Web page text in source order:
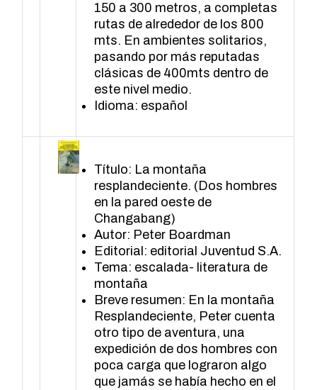
150 a 300 metros, a completas
rutas de alrededor de los 800
mts. En ambientes solitarios,
pasando por más reputadas
clásicas de 400mts dentro de
este nivel medio.
Idioma: español
Título: La montaña
resplandeciente. (Dos hombres
en la pared oeste de
Changabang)
Autor: Peter Boardman
Editorial: editorial Juventud S.A.
Tema: escalada- literatura de
montaña
Breve resumen: En la montaña
Resplandeciente, Peter cuenta
otro tipo de aventura, una
expedición de dos hombres con
poca carga que lograron algo
que jamás se había hecho en el